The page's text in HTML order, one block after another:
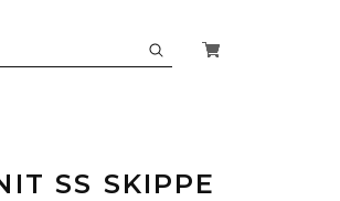
SS SKIPPE